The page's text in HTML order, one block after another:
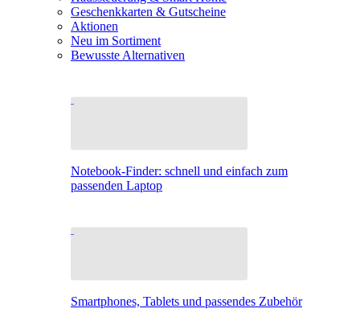
Geschenkkarten & Gutscheine
Aktionen
Neu im Sortiment
Bewusste Alternativen
Notebook-Finder: schnell und einfach zum
passenden Laptop
Smartphones, Tablets und passendes Zubehör